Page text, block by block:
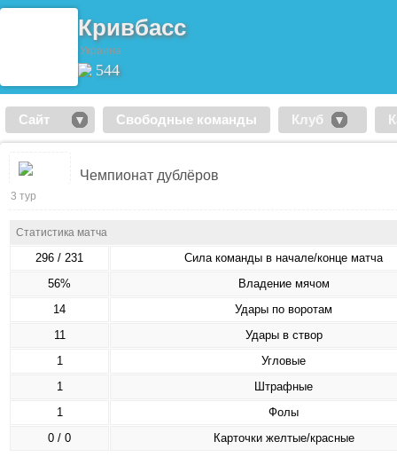
Кривбасс
Украина
544
Сайт Свободные команды Клуб
Чемпионат дублёров
3 тур
Статистика матча
296 / 231
Сила команды в начале/конце матча
56%
Владение мячом
14
Удары по воротам
11
Удары в створ
1
Угловые
1
Штрафные
1
Фолы
0 / 0
Карточки желтые/красные